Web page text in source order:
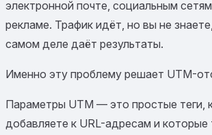
электронной почте, социальным
рекламе. Трафик идёт, но вы не
самом деле даёт результаты.
Именно эту проблему решает UTM-
Параметры UTM — это простые теги,
добавляете к URL-адресам и которые